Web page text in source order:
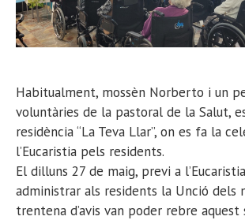
Habitualment, mossèn Norberto i un
voluntàries de la pastoral de la Salut,
residència “La Teva Llar”, on es fa la
l’Eucaristia pels residents.
El dilluns 27 de maig, previ a
administrar als residents la Unció dels
trentena d’avis van poder rebre aquest